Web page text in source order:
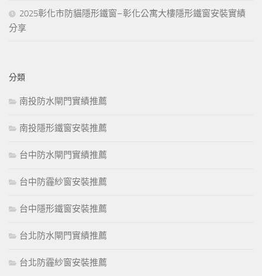
2025彰化市防貓隱形鐵窗–彰化公寓大樓隱形鐵窗安裝實績
分享
分類
南投防水閘門實績推薦
南投隱形鐵窗安裝推薦
台中防水閘門實績推薦
台中防霾紗窗安裝推薦
台中隱形鐵窗安裝推薦
台北防水閘門實績推薦
台北防霾紗窗安裝推薦